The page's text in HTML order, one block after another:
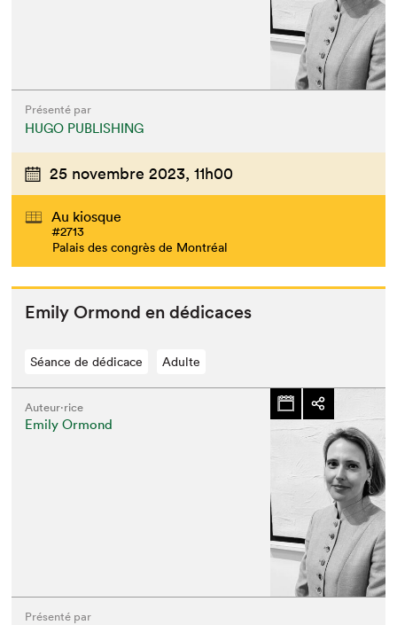
Présenté par
HUGO PUBLISHING
25 novembre 2023, 11h00
Au kiosque
#2713
Palais des congrès de Montréal
Emi­ly Ormond en dédicaces
Séance de dédicace Adulte
Auteur·rice
Emily Ormond
Présenté par